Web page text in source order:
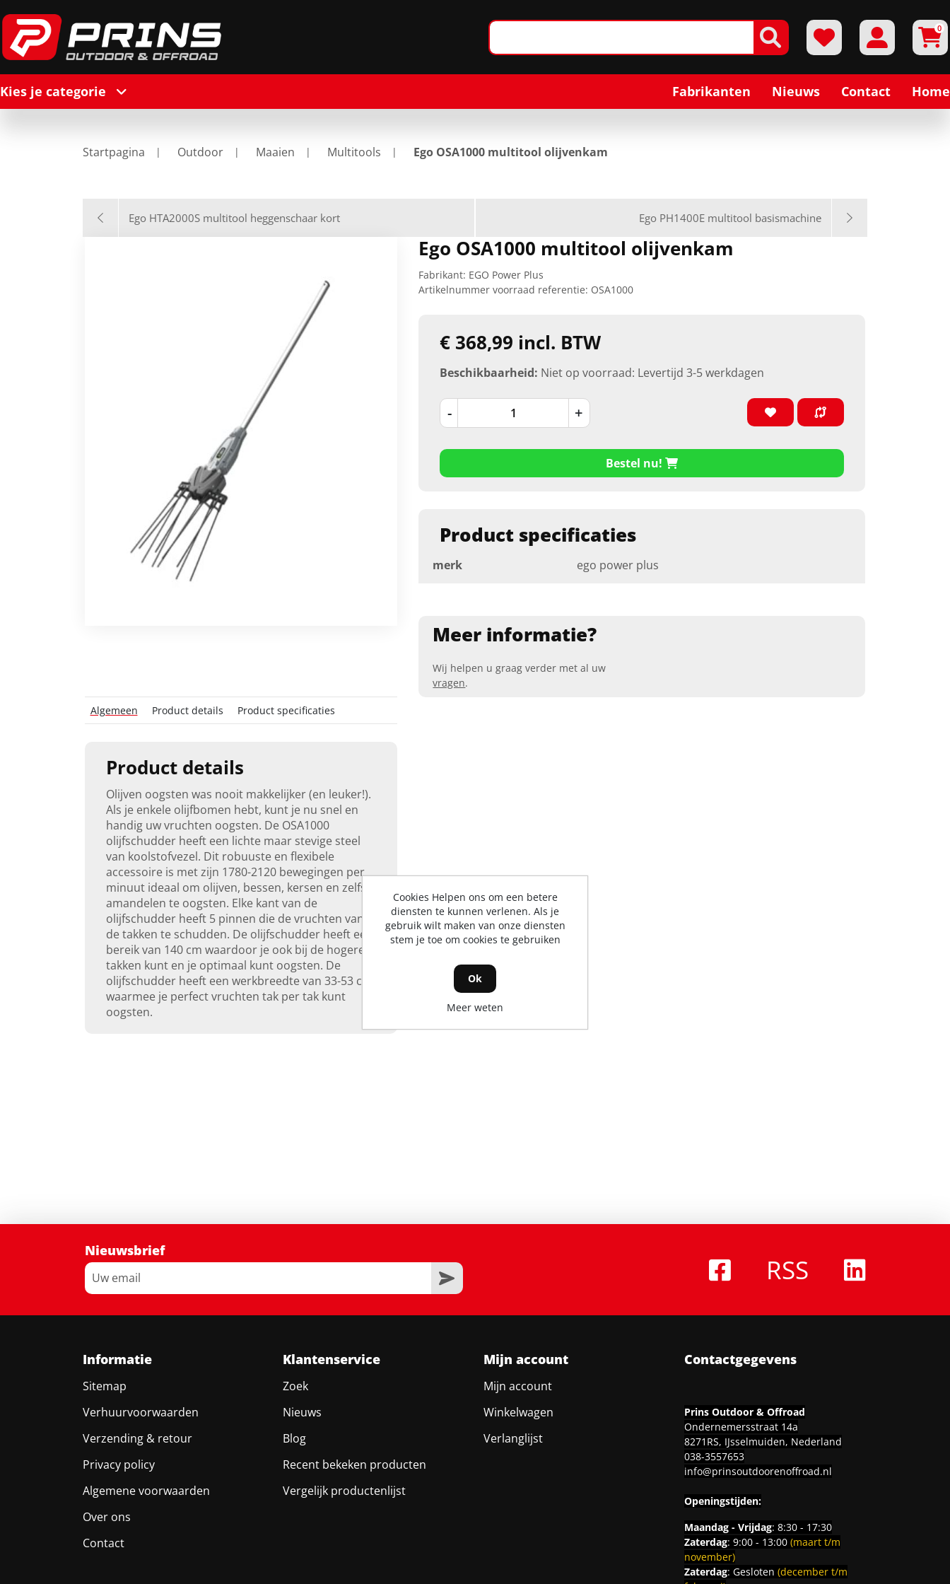
0
Kies je categorie Fabrikanten Nieuws Contact Home
Startpagina Outdoor Maaien Multitools Ego OSA1000 multitool olijvenkam
Ego HTA2000S multitool heggenschaar kort Ego PH1400E multitool basismachine
Product details
Olijven oogsten was nooit makkelijker (en leuker!).
Als je enkele olijfbomen hebt, kunt je nu snel en
handig uw vruchten oogsten. De OSA1000
olijfschudder heeft een lichte maar stevige steel
van koolstofvezel. Dit robuuste en flexibele
accessoire is met zijn 1780-2120 bewegingen per
minuut ideaal om olijven, bessen, kersen en zelfs
amandelen te oogsten. Elke kant van de
olijfschudder heeft 5 pinnen die de vruchten van
de takken te schudden. De olijfschudder heeft een
bereik van 140 cm waardoor je ook bij de hogere
takken kunt en je optimaal kunt oogsten. De
olijfschudder heeft een werkbreedte van 33-53 cm
waarmee je perfect vruchten tak per tak kunt
oogsten.
Algemeen Product details Product specificaties
Ego OSA1000 multitool olijvenkam
Fabrikant: EGO Power Plus
Artikelnummer voorraad referentie: OSA1000
€ 368,99 incl. BTW
Beschikbaarheid: Niet op voorraad: Levertijd 3-5 werkdagen
- +
Bestel nu!
Product specificaties
merk ego power plus
Meer informatie?
Wij helpen u graag verder met al uw
vragen.
Nieuwsbrief
RSS
Informatie
Sitemap
Verhuurvoorwaarden
Verzending & retour
Privacy policy
Algemene voorwaarden
Over ons
Contact
Klantenservice
Zoek
Nieuws
Blog
Recent bekeken producten
Vergelijk productenlijst
Mijn account
Mijn account
Winkelwagen
Verlanglijst
Contactgegevens
Prins Outdoor & Offroad
Ondernemersstraat 14a
8271RS, IJsselmuiden, Nederland
038-3557653
info@prinsoutdoorenoffroad.nl
Openingstijden:
Maandag - Vrijdag: 8:30 - 17:30
Zaterdag: 9:00 - 13:00 (maart t/m
november)
Zaterdag: Gesloten (december t/m
Cookies Helpen ons om een betere
diensten te kunnen verlenen. Als je
gebruik wilt maken van onze diensten
stem je toe om cookies te gebruiken
Ok
Meer weten